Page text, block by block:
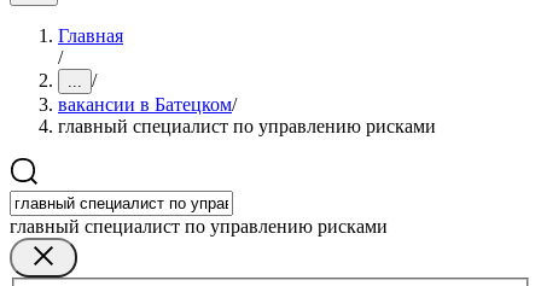
Главная
/
... /
вакансии в Батецком/
главный специалист по управлению рисками
главный специалист по управлению рисками